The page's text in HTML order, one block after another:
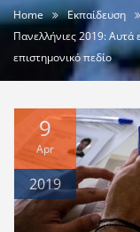
Home
Εκπαίδευση
Πανελλήνιες 2019: Αυτά
επιστημονικό πεδίο
9
Apr
2019